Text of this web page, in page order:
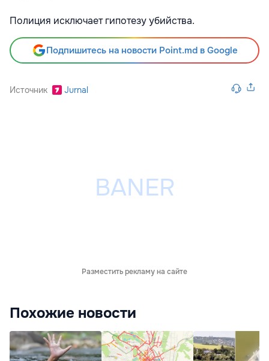
Полиция исключает гипотезу убийства.
Подпишитесь на новости Point.md в Google
Источник Jurnal
Разместить рекламу на сайте
Похожие новости